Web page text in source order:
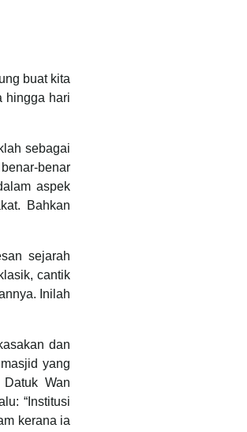
buat kita
hingga hari
sebagai
benar
aspek
Bahkan
sejarah
cantik
Inilah
dan
yang
Wan
“Institusi
kerana ia